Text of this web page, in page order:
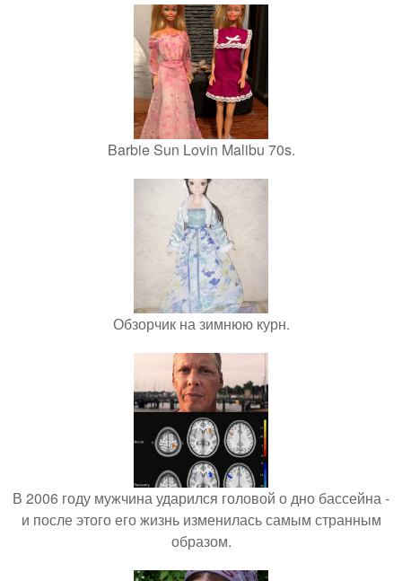
Barbie Sun Lovin Malibu 70s.
Обзорчик на зимнюю курн.
В 2006 году мужчина ударился головой о дно бассейна -
и после этого его жизнь изменилась самым странным
образом.